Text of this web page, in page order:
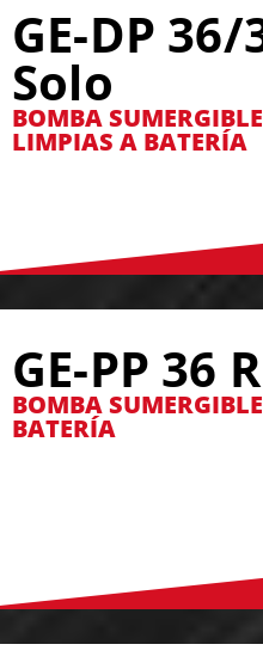
GE-DP
Solo
BOMBA
LIMPIAS A BATERÍA
GE-PP 36
BOMBA
BATERÍA